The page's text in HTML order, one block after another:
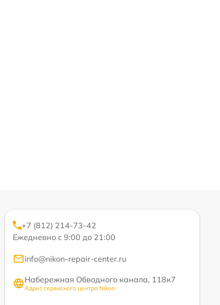
+7 (812) 214-73-42
Ежедневно с 9:00 до 21:00
info@nikon-repair-center.ru
Набережная Обводного канала, 118к7
Адрес сервисного центра Nikon